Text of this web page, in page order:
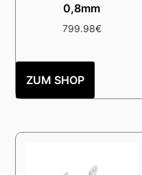
0,8mm
799.98€
ZUM SHOP